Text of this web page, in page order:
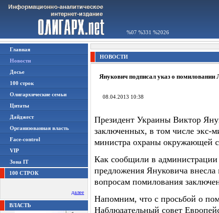
%07 %331 %2026
Главная
Новости
Досье
100 строк
Олигархические семьи
Цитаты
Дайджест
Организованная власть
Face-control
VIP
Зона IT
100 СТРОК
далее
ВЛАСТЬ
НОВОСТИ
Янукович подписал указ о помиловании
08.04.2013 10:38
Президент Украины Виктор
заключенных, в том числе
министра охраны окружающей
Как сообщили в
предложения Януковича внесла
вопросам помилования
Напомним, что с просьбой о
Наблюдательный совет